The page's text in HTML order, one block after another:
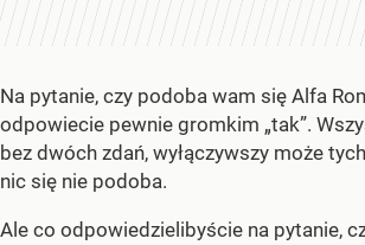
Na pytanie, czy podoba wam się Alfa
odpowiecie pewnie gromkim „tak”.
bez dwóch zdań, wyłączywszy może
nic się nie podoba.
Ale co odpowiedzielibyście na pytanie,